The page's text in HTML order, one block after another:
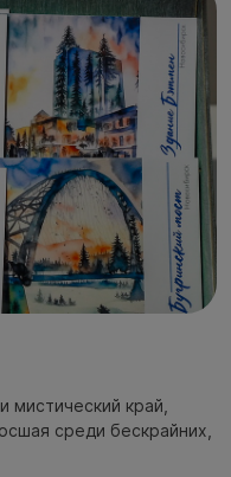
край,
среди бескрайних,